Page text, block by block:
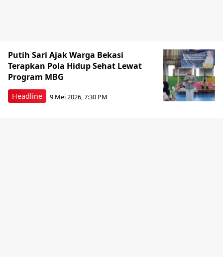
Headline
Putih Sari Ajak Warga Bekasi
Terapkan Pola Hidup Sehat Lewat
Program MBG
9 Mei 2026, 7:30 PM